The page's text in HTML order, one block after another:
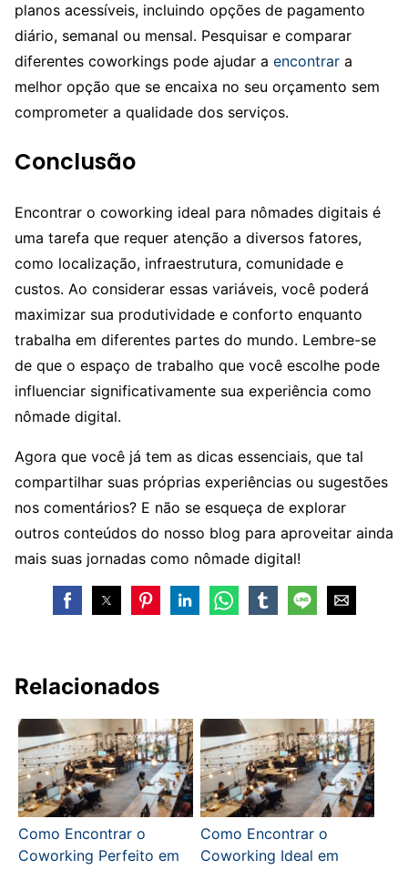
planos acessíveis, incluindo opções de pagamento
diário, semanal ou mensal. Pesquisar e comparar
diferentes coworkings pode ajudar a encontrar a
melhor opção que se encaixa no seu orçamento sem
comprometer a qualidade dos serviços.
Conclusão
Encontrar o coworking ideal para nômades digitais é
uma tarefa que requer atenção a diversos fatores,
como localização, infraestrutura, comunidade e
custos. Ao considerar essas variáveis, você poderá
maximizar sua produtividade e conforto enquanto
trabalha em diferentes partes do mundo. Lembre-se
de que o espaço de trabalho que você escolhe pode
influenciar significativamente sua experiência como
nômade digital.
Agora que você já tem as dicas essenciais, que tal
compartilhar suas próprias experiências ou sugestões
nos comentários? E não se esqueça de explorar
outros conteúdos do nosso blog para aproveitar ainda
mais suas jornadas como nômade digital!
Relacionados
Como Encontrar o
Coworking Perfeito em
Como Encontrar o
Coworking Ideal em